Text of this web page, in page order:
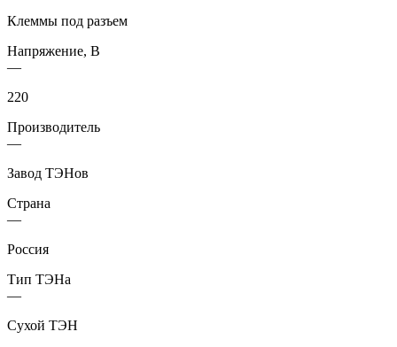
Клеммы под разъем
Напряжение, В
—
220
Производитель
—
Завод ТЭНов
Страна
—
Россия
Тип ТЭНа
—
Сухой ТЭН